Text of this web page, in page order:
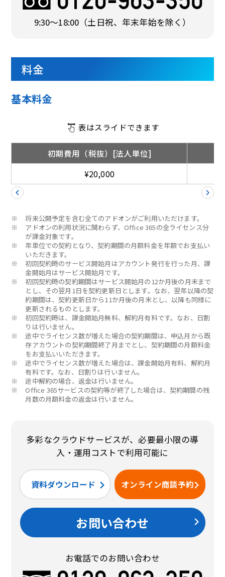
9:30〜18:00 （土日祝、年末年始を除く）
料金
基本料金
表はスライドできます
初期費用（税抜）[法人単位]
¥20,000
※
将来公開予定を含む全てのアドオンがご利用いただけます。
※
アドオンの利用状況に関わらず、Office 365の全ライセンス分
が課金対象です。
※
年単位での契約となり、契約期間の月額料金を年額でお支払い
いただきます。
※
初回契約時のサービス開始月はアカウント発行を行った月、課
金開始月はサービス開始月です。
※
初回契約時の契約期間はサービス開始月の12か月後の月末まで
とし、その翌月1日を契約更新日とします。なお、翌年以降の契
約期間は、契約更新日から11か月後の月末とし、以降も同様に
更新されるものとします。
※
初回契約時は、課金開始月無料、解約月有料です。なお、日割
りは行いません。
※
途中でライセンス数が増えた場合の契約期間は、申込月から既
存アカウントの契約期間終了月までとし、契約期間の月額料金
をお支払いいただきます。
※
途中でライセンス数が増えた場合は、課金開始月有料、解約月
有料です。なお、日割りは行いません。
※
途中解約の場合、返金は行いません。
※
Office 365サービスの契約等が終了した場合は、契約期間の残
月数の月額料金の返金は行いません。
多彩なクラウドサービスが、必要最小限の導
入・運用コストで利用可能に
資料ダウンロード オンライン商談予約
お問い合わせ
お電話でのお問い合わせ